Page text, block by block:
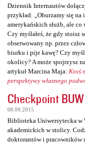
Dziennik Internautów
przykład: „Oburzamy się
amerykańskich służb, ale
Czy myślałeś, że gdy stoisz
obserwowany np. przez
biurku i pije kawę? Czy
okolicy? A może spojrzysz
artykuł Marcina Maja: Ktoś
perspektywy własnego
Checkpoint BUW
08.09.2015
Biblioteka Uniwersytecka w
akademickich w stolicy.
doktorantów i pracowników